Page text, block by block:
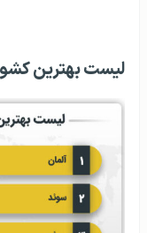
لیست بهترین